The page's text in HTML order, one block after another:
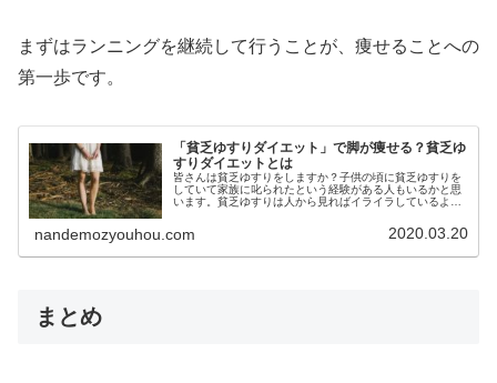
まずはランニングを継続して行うことが、痩せることへの
第一歩です。
「貧乏ゆすりダイエット」で脚が痩せる？貧乏ゆ
すりダイエットとは
皆さんは貧乏ゆすりをしますか？子供の頃に貧乏ゆすりを
していて家族に叱られたという経験がある人もいるかと思
います。貧乏ゆすりは人から見ればイライラしているよう
nandemozyouhou.com 2020.03.20
まとめ